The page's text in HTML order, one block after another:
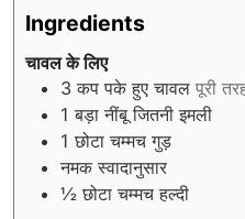
Ingredients
चावल के लिए
3 कप पके हुए चावल पूरी
1 बड़ा नींबू जितनी इमली
1 छोटा चम्मच गुड़
नमक स्वादानुसार
½ छोटा चम्मच हल्दी